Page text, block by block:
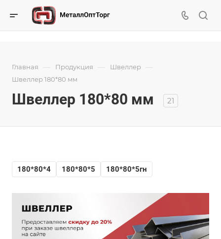
Главная — Продукция — Швеллер —
Швеллер 180*80 мм
Швеллер 180*80 мм 21
180*80*4 180*80*5 180*80*5гн